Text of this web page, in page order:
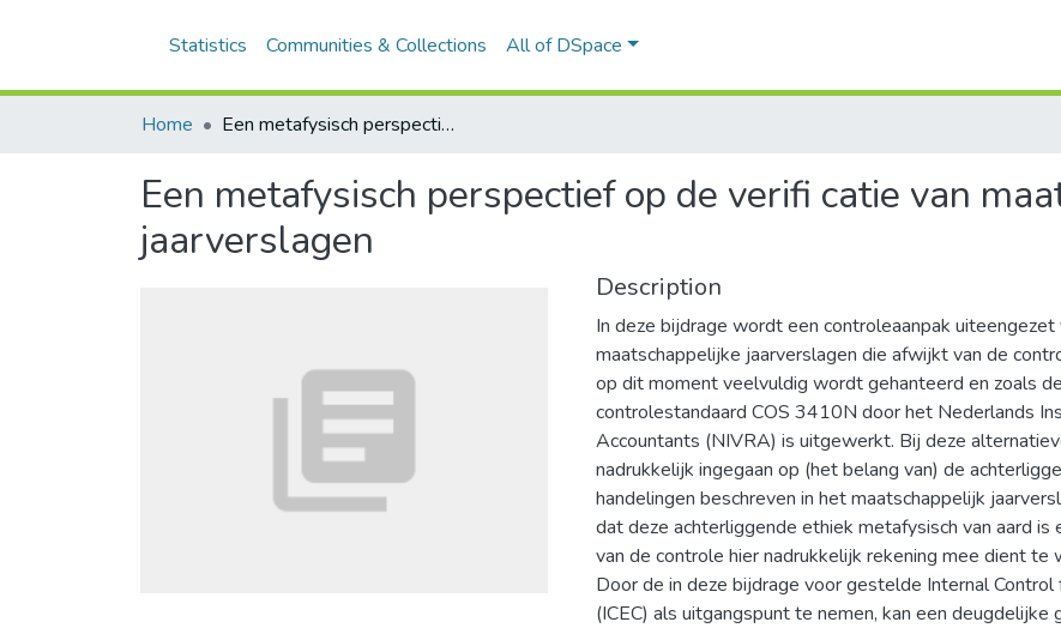
Statistics Communities & Collections All of DSpace
Home Een metafysisch perspectief op de verifi catie van maatschappelijke jaarverslagen
Een metafysisch perspectief op de verifi catie van
jaarverslagen
Description
In deze bijdrage wordt een controleaanpak
maatschappelijke jaarverslagen die afwijkt van de
op dit moment veelvuldig wordt gehanteerd en zoals
controlestandaard COS 3410N door het Nederlands
Accountants (NIVRA) is uitgewerkt. Bij deze
nadrukkelijk ingegaan op (het belang van) de
handelingen beschreven in het maatschappelijk
dat deze achterliggende ethiek metafysisch van aard is
van de controle hier nadrukkelijk rekening mee dient te
Door de in deze bijdrage voor gestelde Internal Control
(ICEC) als uitgangspunt te nemen, kan een deugdelijke